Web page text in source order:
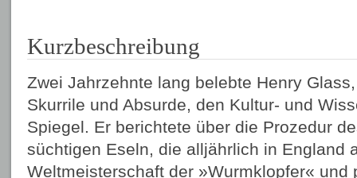
Kurzbeschreibung
Zwei Jahrzehnte lang belebte Henry
Skurrile und Absurde, den Kultur- und
Spiegel. Er berichtete über die Prozedur
süchtigen Eseln, die alljährlich in England
Weltmeisterschaft der »Wurmklopfer« und